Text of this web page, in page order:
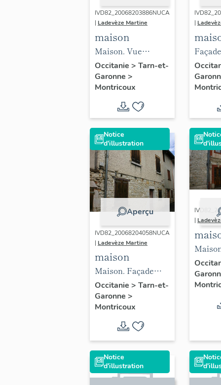
IVD82_20068203886NUCA
| Ladevèze Martine
maison
Maison. Vue
générale depuis le
sud-est. Façade
principale.
Occitanie > Tarn-et-
Garonne >
Montricoux
|
Notice
d'illustration
Aperçu
IVD82_20068204058NUCA
| Ladevèze Martine
maison
Maison. Façade
principale. Vue
générale.
Occitanie > Tarn-et-
Garonne >
Montricoux
|
Notice
d'illustration